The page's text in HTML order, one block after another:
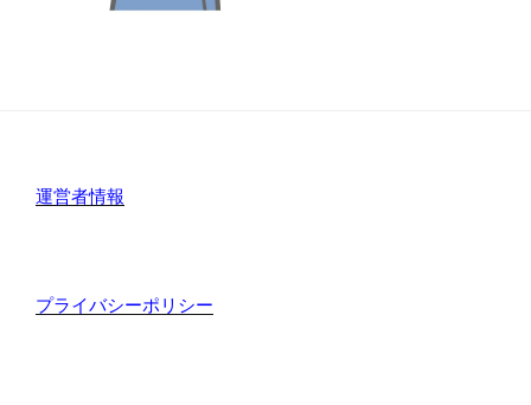
運営者情報
プライバシーポリシー